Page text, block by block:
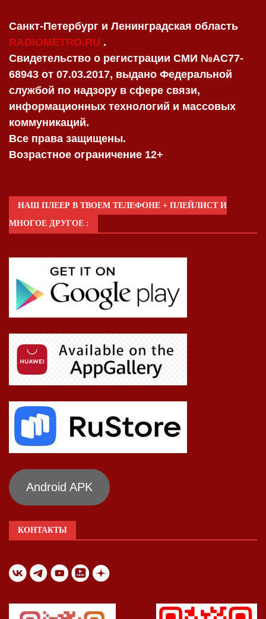
Санкт-Петербург и Ленинградская область
RADIOMETRO.RU .
Свидетельство о регистрации СМИ №AC77-
68943 от 07.03.2017, выдано Федеральной
службой по надзору в сфере связи,
информационных технологий и массовых
коммуникаций.
Все права защищены.
Возрастное ограничение 12+
НАШ ПЛЕЕР В ТВОЕМ ТЕЛЕФОНЕ + ПЛЕЙЛИСТ И
МНОГОЕ ДРУГОЕ :
Android APK
КОНТАКТЫ